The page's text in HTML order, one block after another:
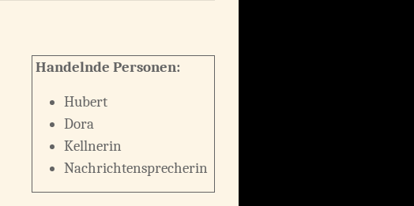
Handelnde Personen:
Hubert
Dora
Kellnerin
Nachrichtensprecherin